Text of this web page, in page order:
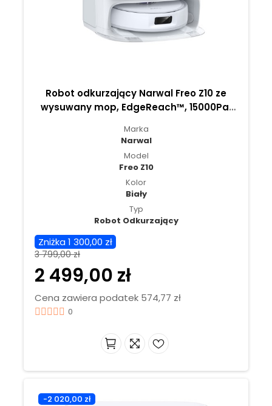
Robot odkurzający Narwal Freo Z10 ze
wysuwany mop, EdgeReach™, 15000Pa,
AI, ≤ 56 dB -Biały
Marka
Narwal
Model
Freo Z10
Kolor
Biały
Typ
Robot Odkurzający
Zniżka 1 300,00 zł
3 799,00 zł
2 499,00 zł
Cena zawiera podatek 574,77 zł
0
-2 020,00 zł